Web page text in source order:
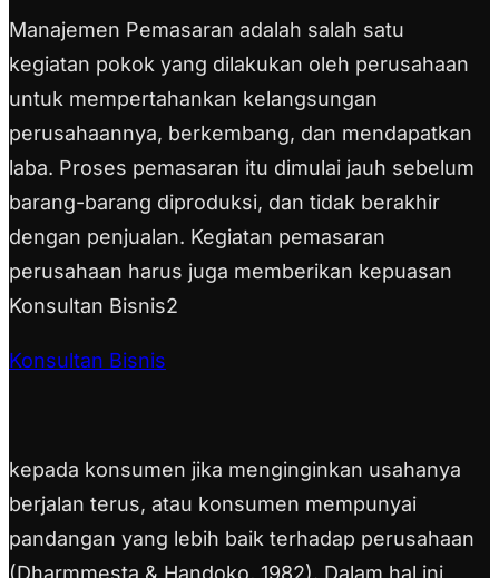
Manajemen Pemasaran adalah salah satu
kegiatan pokok yang dilakukan oleh perusahaan
untuk mempertahankan kelangsungan
perusahaannya, berkembang, dan mendapatkan
laba. Proses pemasaran itu dimulai jauh sebelum
barang-barang diproduksi, dan tidak berakhir
dengan penjualan. Kegiatan pemasaran
perusahaan harus juga memberikan kepuasan
Konsultan Bisnis2
Konsultan Bisnis
kepada konsumen jika menginginkan usahanya
berjalan terus, atau konsumen mempunyai
pandangan yang lebih baik terhadap perusahaan
(Dharmmesta & Handoko, 1982). Dalam hal ini